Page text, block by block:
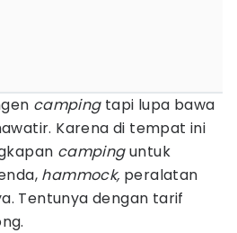
campingtapi lupa bawa
Karena di tempat ini
campinguntuk
hammock, peralatan
Tentunya dengan tarif